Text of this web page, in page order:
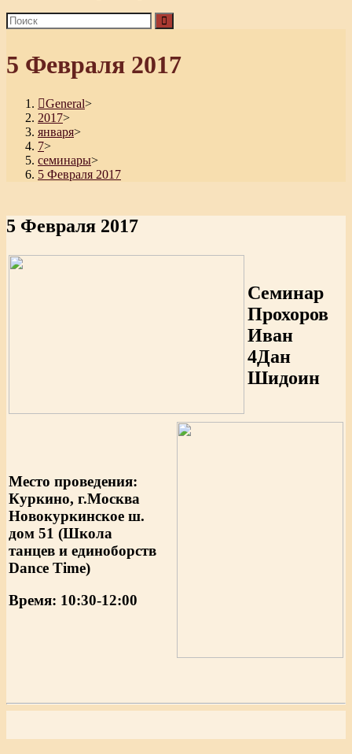
5 Февраля 2017
General>
2017>
января>
7>
семинары>
5 Февраля 2017
5 Февраля 2017
Семинар
Прохоров
Иван
4Дан
Шидоин
Место проведения:
Куркино, г.Москва
Новокуркинское ш.
дом 51 (Школа
танцев и единоборств
Dance Time)
Время: 10:30-12:00